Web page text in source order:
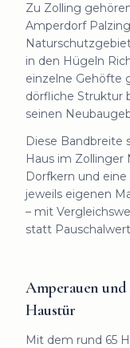
Zu Zolling
Amperdorf
in den Hügeln
einzelne Gehöfte
dörfliche Struktur
seinen
Diese Bandbreite
Haus im Zollinger
Dorfkern und
jeweils eigenen
– mit
statt
Amperauen
Haustür
Mit dem rund 65